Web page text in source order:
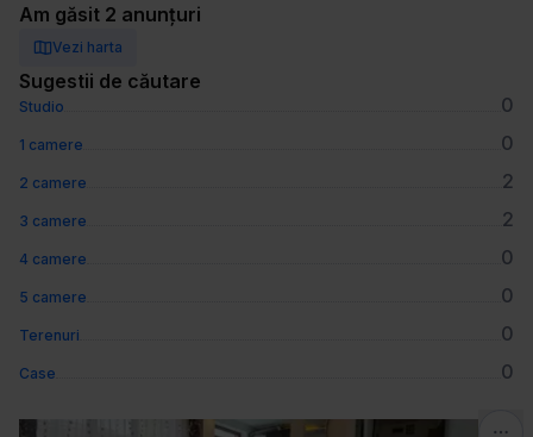
Am găsit 2 anunțuri
Vezi harta
Sugestii de căutare
Studio 0
1 camere 0
2 camere 2
3 camere 2
4 camere 0
5 camere 0
Terenuri 0
Case 0